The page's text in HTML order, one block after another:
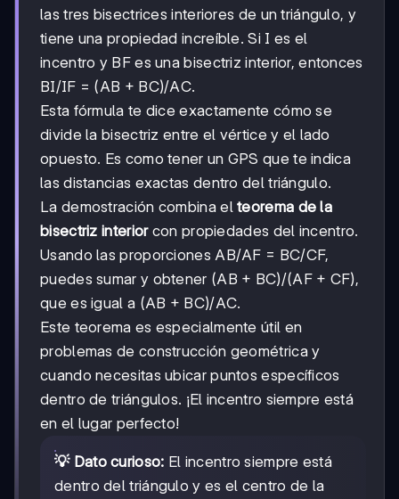
las tres bisectrices interiores de un triángulo, y
tiene una propiedad increíble. Si I es el
incentro y BF es una bisectriz interior, entonces
BI/IF = (AB + BC)/AC.
Esta fórmula te dice exactamente cómo se
divide la bisectriz entre el vértice y el lado
opuesto. Es como tener un GPS que te indica
las distancias exactas dentro del triángulo.
La demostración combina elteorema de la
bisectriz interiorcon propiedades del incentro.
Usando las proporciones AB/AF = BC/CF,
puedes sumar y obtener (AB + BC)/(AF + CF),
que es igual a (AB + BC)/AC.
Este teorema es especialmente útil en
problemas de construcción geométrica y
cuando necesitas ubicar puntos específicos
dentro de triángulos. ¡El incentro siempre está
en el lugar perfecto!
💡 Dato curioso: El incentro siempre está
dentro del triángulo y es el centro de la